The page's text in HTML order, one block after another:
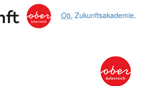
Oö. Zukunftsakademie.